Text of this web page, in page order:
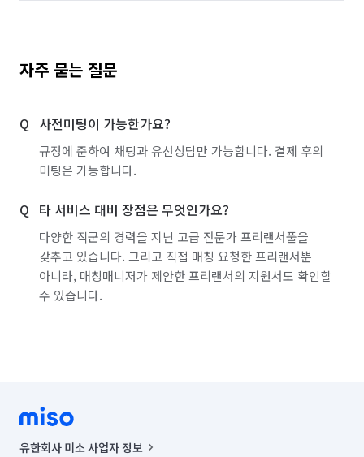
자주 묻는 질문
사전미팅이 가능한가요?
규정에 준하여 채팅과 유선상담만 가능합니다. 결제 후의
미팅은 가능합니다.
타 서비스 대비 장점은 무엇인가요?
다양한 직군의 경력을 지닌 고급 전문가 프리랜서풀을
갖추고 있습니다. 그리고 직접 매칭 요청한 프리랜서뿐
아니라, 매칭매니저가 제안한 프리랜서의 지원서도 확인할
수 있습니다.
유한회사 미소 사업자 정보